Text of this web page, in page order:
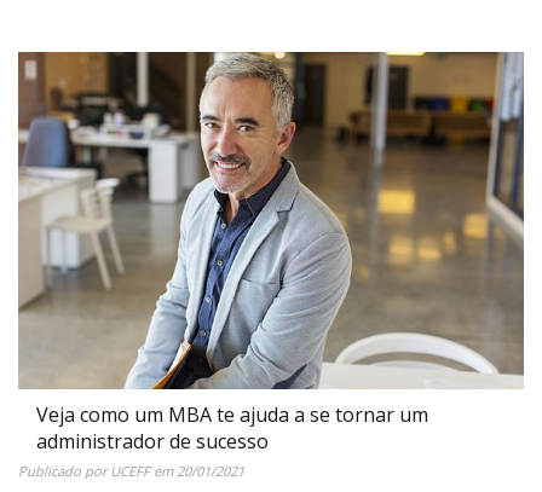
Veja como um MBA te ajuda a se tornar um
administrador de sucesso
Publicado porUCEFFem 20/01/2021